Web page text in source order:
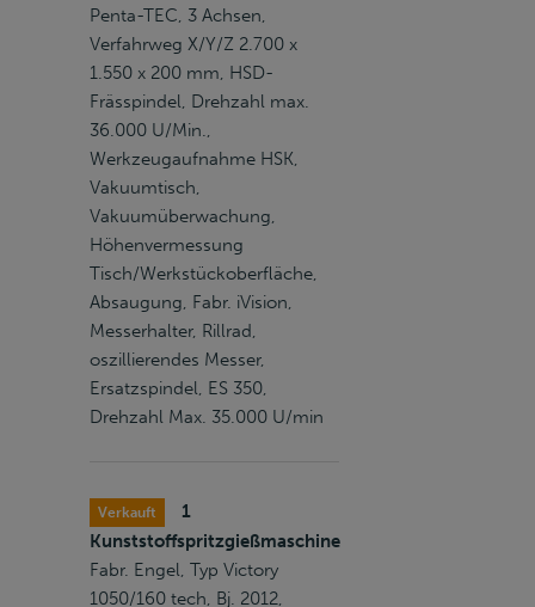
Penta-TEC, 3 Achsen,
Verfahrweg X/Y/Z 2.700 x
1.550 x 200 mm, HSD-
Frässpindel, Drehzahl max.
36.000 U/Min.,
Werkzeugaufnahme HSK,
Vakuumtisch,
Vakuumüberwachung,
Höhenvermessung
Tisch/Werkstückoberfläche,
Absaugung, Fabr. iVision,
Messerhalter, Rillrad,
oszillierendes Messer,
Ersatzspindel, ES 350,
Drehzahl Max. 35.000 U/min
Verkauft
1
Kunststoffspritzgießmaschine
Fabr. Engel, Typ Victory
1050/160 tech, Bj. 2012,